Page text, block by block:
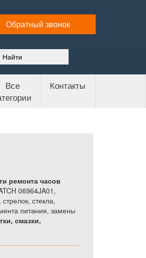
Обратный звонок
Все
Контакты
ремонта часов
06964JA01,
стекла,
питания, замены
смазки,